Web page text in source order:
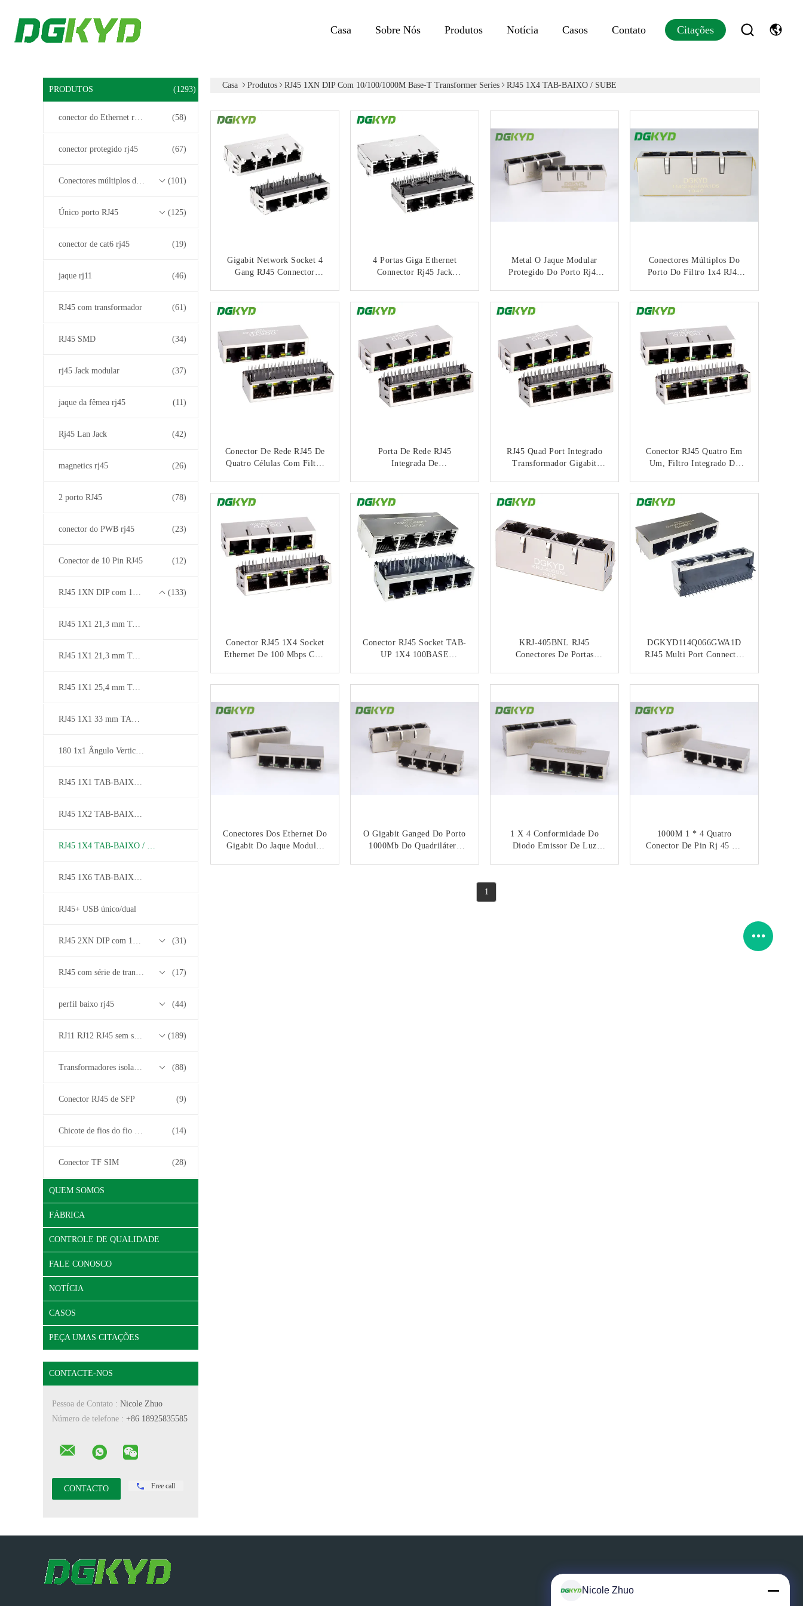
Casa Sobre Nós Produtos Notícia Casos Contato Citações
PRODUTOS (1293)
conector do Ethernet rj45 (58)
conector protegido rj45 (67)
Conectores múltiplos do porto RJ45 (101)
Único porto RJ45 (125)
conector de cat6 rj45 (19)
jaque rj11 (46)
RJ45 com transformador (61)
RJ45 SMD (34)
rj45 Jack modular (37)
jaque da fêmea rj45 (11)
Rj45 Lan Jack (42)
magnetics rj45 (26)
2 porto RJ45 (78)
conector do PWB rj45 (23)
Conector de 10 Pin RJ45 (12)
RJ45 1XN DIP com 10/100/1000M Base-T Transformer Series (133)
RJ45 1X1 21,3 mm TAB-DOWN
RJ45 1X1 21,3 mm TAB-UP
RJ45 1X1 25,4 mm TAB-UP
RJ45 1X1 33 mm TAB-UP
180 1x1 Ângulo Vertical /Entrada superior
RJ45 1X1 TAB-BAIXO / SUBE
RJ45 1X2 TAB-BAIXO / SUBE
RJ45 1X4 TAB-BAIXO / SUBE
RJ45 1X6 TAB-BAIXO / SUBE
RJ45+ USB único/dual
RJ45 2XN DIP com 10/100/1000M Base-T Transformer Series (31)
RJ45 com série de transformadores base-T 2.5G/5G/10G (17)
perfil baixo rj45 (44)
RJ11 RJ12 RJ45 sem série de transformadores (189)
Transformadores isolados (88)
Conector RJ45 de SFP (9)
Chicote de fios do fio do conector (14)
Conector TF SIM (28)
QUEM SOMOS
FÁBRICA
CONTROLE DE QUALIDADE
FALE CONOSCO
NOTÍCIA
CASOS
PEÇA UMAS CITAÇÕES
CONTACTE-NOS
Pessoa de Contato : Nicole Zhuo
Número de telefone : +86 18925835585
Free call
Casa Produtos RJ45 1XN DIP Com 10/100/1000M Base-T Transformer Series RJ45 1X4 TAB-BAIXO / SUBE
Gigabit Network Socket 4
Gang RJ45 Connector
CONTACTO
4 Portas Giga Ethernet
Connector Rj45 Jack
KRJ-4339PGYENL
CONTACTO
Metal O Jaque Modular
Protegido Do Porto Rj45
Luz De BASE-TX/G/Y
CONTACTO
Conectores Múltiplos Do
Porto Do Filtro 1x4 RJ45
CONTACTO
Conector De Rede RJ45 De
Quatro Células Com Filtro
DGKYD114B002AB2A1D3
CONTACTO
Porta De Rede RJ45
Integrada De
Transformador Para
Ethernet
DGKYD114Q070DB2A1D3
CONTACTO
RJ45 Quad Port Integrado
Transformador Gigabit
Transformador Para
401QGYENL
CONTACTO
Conector RJ45 Quatro Em
Um, Filtro Integrado De
DGKYD114B002DB2A1D3
CONTACTO
Conector RJ45 1X4 Socket
Ethernet De 100 Mbps Com
CONTACTO
Conector RJ45 Socket TAB-
UP 1X4 100BASE
CONTACTO
KRJ-405BNL RJ45
Conectores De Portas
Jack
CONTACTO
DGKYD114Q066GWA1D
RJ45 Multi Port Connector
Filtragem Ethernet
CONTACTO
Conectores Dos Ethernet Do
Gigabit Do Jaque Modular
O Gigabit Ganged Do Porto
1000Mb Do Quadrilátero
1 X 4 Conformidade Do
Diodo Emissor De Luz
1000M 1 * 4 Quatro
Conector De Pin Rj 45 Do
1
Nicole Zhuo